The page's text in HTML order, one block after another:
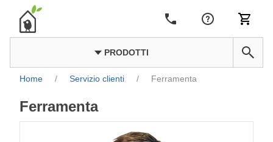
PRODOTTI
Home / Servizio clienti / Ferramenta
Ferramenta